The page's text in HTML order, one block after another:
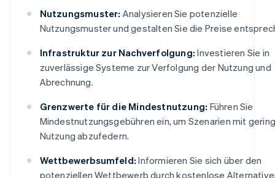
Nutzungsmuster: Analysieren Sie potenzielle
Nutzungsmuster und gestalten Sie die Preise
Infrastruktur zur Nachverfolgung: Investieren Sie in
zuverlässige Systeme zur Verfolgung der Nutzung und
Abrechnung.
Grenzwerte für die Mindestnutzung: Führen Sie
Mindestnutzungsgebühren ein, um Szenarien mit
Nutzung abzufedern.
Wettbewerbsumfeld: Informieren Sie sich über den
potenziellen Wettbewerb durch kostenlose